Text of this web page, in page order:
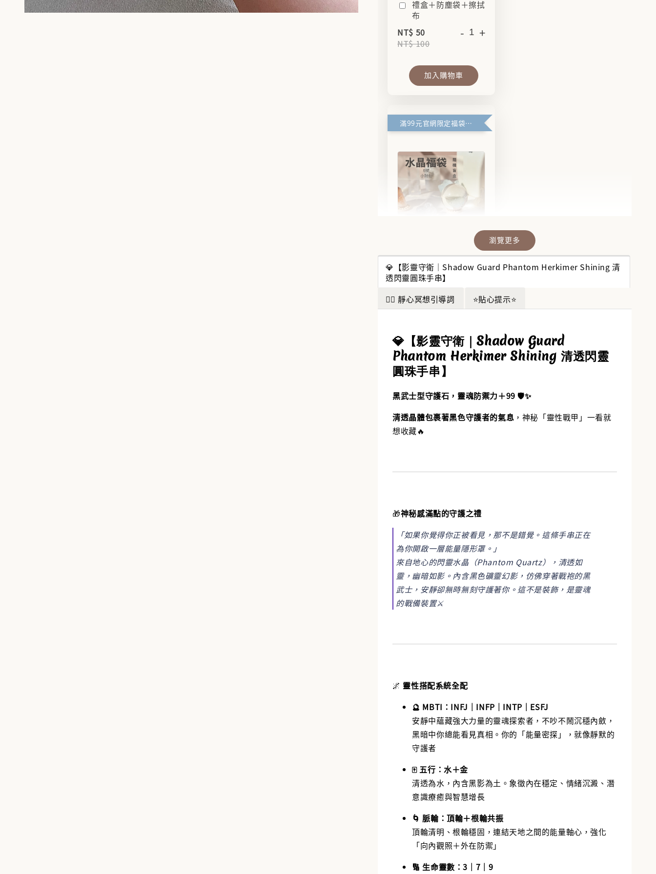
禮盒＋防塵袋＋擦拭
布
NT$ 50
NT$ 100
- +
加入購物車
滿99元官網限定福袋優惠
搶來的福袋沒中獎？
水晶福袋幫你翻盤💎
能量UP💎
NT$ 388
NT$ 488
+
加入購物車
瀏覽更多
💎【影靈守衛｜Shadow Guard Phantom Herkimer Shining 清
透閃靈圓珠手串】
🧘‍♀️ 靜心冥想引導詞
⭐貼心提示⭐
💎【影靈守衛｜Shadow Guard
Phantom Herkimer Shining 清透閃靈
圓珠手串】
黑武士型守護石，靈魂防禦力＋99 🛡️✨
清透晶體包裹著黑色守護者的氣息 ，神秘「靈性戰甲」一看就
想收藏🔥
🎁神秘感滿點的守護之禮
「如果你覺得你正被看見，那不是錯覺。這條手串正在
為你開啟一層能量隱形罩。」
來自地心的閃靈水晶（Phantom Quartz），清透如
靈，幽暗如影。內含黑色礦靈幻影，仿佛穿著戰袍的黑
武士，安靜卻無時無刻守護著你。這不是裝飾，是靈魂
的戰備裝置⚔️
🌌 靈性搭配系統全配
🔮 MBTI：INFJ｜ INFP｜ INTP｜ ESFJ
安靜中蘊藏強大力量的靈魂探索者，不吵不鬧沉穩內斂，
黑暗中你總能看見真相。你的「能量密探」，就像靜默的
守護者
🀄 五行：水＋金
清透為水，內含黑影為土。象徵內在穩定、情緒沉澱、潛
意識療癒與智慧增長
🌀 脈輪：頂輪＋根輪共振
頂輪清明、根輪穩固，連結天地之間的能量軸心，強化
「向內觀照＋外在防禦」
🔢 生命靈數：3 ｜ 7｜9